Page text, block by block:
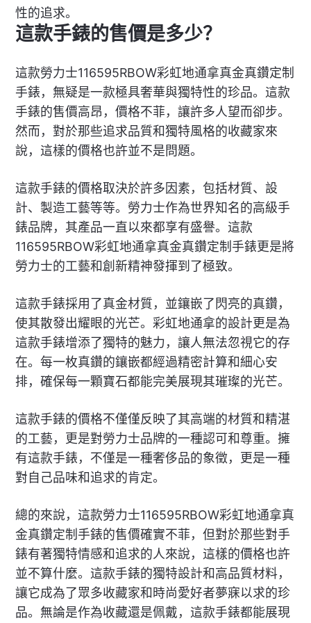
性的追求。
這款手錶的售價是多少？
這款勞力士116595RBOW彩虹地通拿真金真鑽定制
手錶，無疑是一款極具奢華與獨特性的珍品。這款
手錶的售價高昂，價格不菲，讓許多人望而卻步。
然而，對於那些追求品質和獨特風格的收藏家來
說，這樣的價格也許並不是問題。
這款手錶的價格取決於許多因素，包括材質、設
計、製造工藝等等。勞力士作為世界知名的高級手
錶品牌，其產品一直以來都享有盛譽。這款
116595RBOW彩虹地通拿真金真鑽定制手錶更是將
勞力士的工藝和創新精神發揮到了極致。
這款手錶採用了真金材質，並鑲嵌了閃亮的真鑽，
使其散發出耀眼的光芒。彩虹地通拿的設計更是為
這款手錶增添了獨特的魅力，讓人無法忽視它的存
在。每一枚真鑽的鑲嵌都經過精密計算和細心安
排，確保每一顆寶石都能完美展現其璀璨的光芒。
這款手錶的價格不僅僅反映了其高端的材質和精湛
的工藝，更是對勞力士品牌的一種認可和尊重。擁
有這款手錶，不僅是一種奢侈品的象徵，更是一種
對自己品味和追求的肯定。
總的來說，這款勞力士116595RBOW彩虹地通拿真
金真鑽定制手錶的售價確實不菲，但對於那些對手
錶有著獨特情感和追求的人來說，這樣的價格也許
並不算什麼。這款手錶的獨特設計和高品質材料，
讓它成為了眾多收藏家和時尚愛好者夢寐以求的珍
品。無論是作為收藏還是佩戴，這款手錶都能展現